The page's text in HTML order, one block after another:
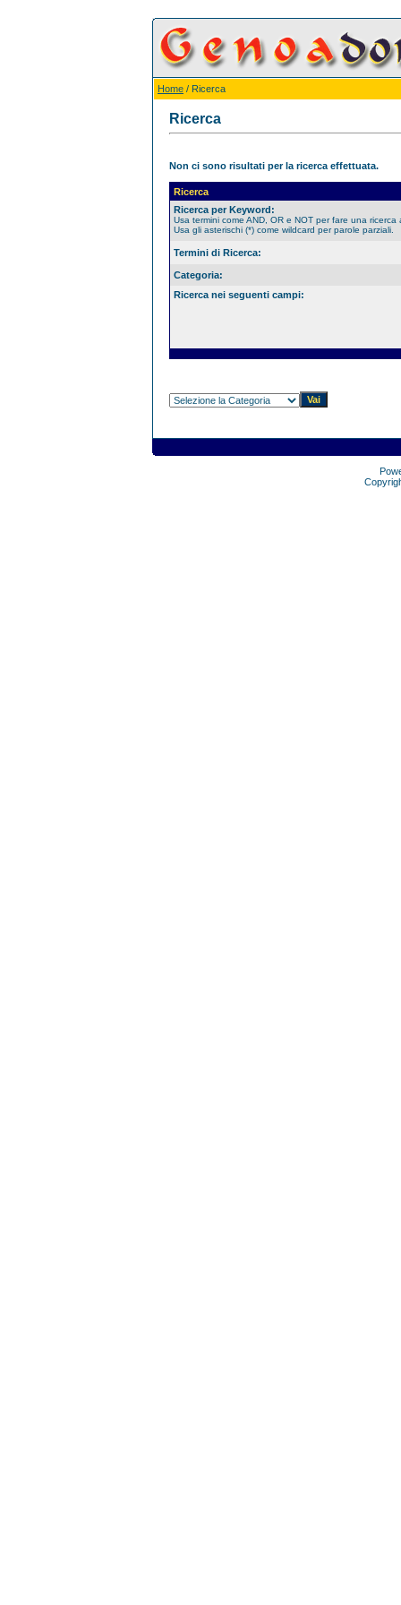
Home / Ricerca
Ricerca
Non ci sono risultati per la ricerca effettuata.
Ricerca
Ricerca per Keyword:
Usa termini come AND, OR e NOT per fare una ricerca
Usa gli asterischi (*) come wildcard per parole parziali.
Termini di Ricerca:
Categoria:
Ricerca nei seguenti campi: